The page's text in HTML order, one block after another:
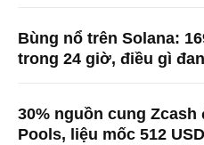
Bùng nổ trên Solana:
trong 24 giờ, điều gì
30% nguồn cung
Pools, liệu mốc 512